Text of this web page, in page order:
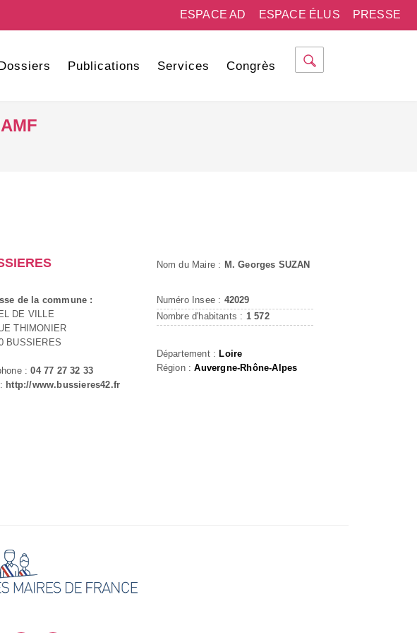
PRESSE
ESPACE ÉLUS
ESPACE AD
Publications Services Congrès
de la commune :
DE VILLE
THIMONIER
BUSSIERES
:04 77 27 32 33
http://www.bussieres42.fr
Nom du Maire : M. Georges SUZAN
Numéro Insee : 42029
Nombre d'habitants : 1 572
Département : Loire
Région :Auvergne-Rhône-Alpes